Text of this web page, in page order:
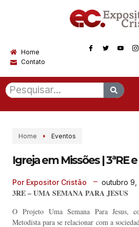
Home
Contato
Home Eventos
Igreja em Missões | 3ªRE e
Por Expositor Cristão outubro 9,
3RE – UMA SEMANA PARA JESUS
O Projeto Uma Semana Para Jesus,
Metodista para se relacionar com a